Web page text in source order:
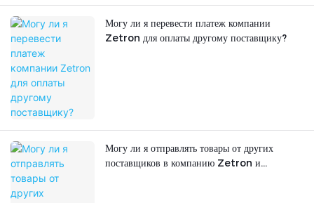
Могу ли я перевести платеж компании
Zetron для оплаты другому поставщику?
Могу ли я отправлять товары от других
поставщиков в компанию Zetron и